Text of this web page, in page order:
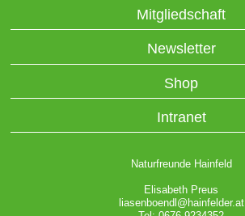
Mitgliedschaft
Newsletter
Shop
Intranet
Naturfreunde Hainfeld
Elisabeth Preus
liasenboendl@hainfelder.at